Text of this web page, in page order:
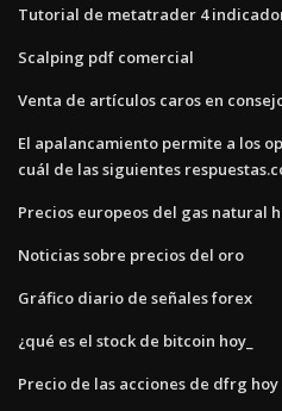
Tutorial de metatrader 4
Scalping pdf comercial
Venta de artículos caros en
El apalancamiento permite a los
cuál de las siguientes
Precios europeos del gas natural
Noticias sobre precios del oro
Gráfico diario de señales forex
¿qué es el stock de bitcoin hoy_
Precio de las acciones de dfrg hoy